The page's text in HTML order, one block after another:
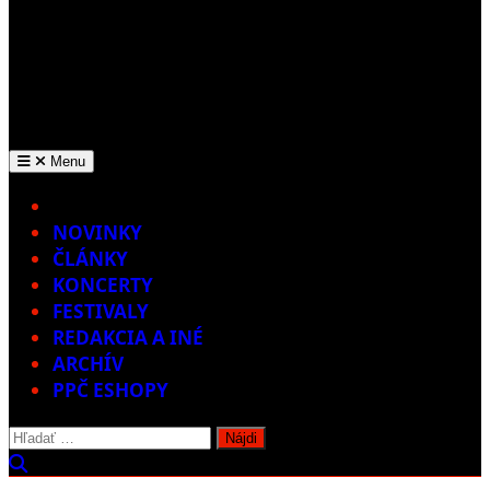
Menu
NOVINKY
ČLÁNKY
KONCERTY
FESTIVALY
REDAKCIA A INÉ
ARCHÍV
PPČ ESHOPY
Hľadať: